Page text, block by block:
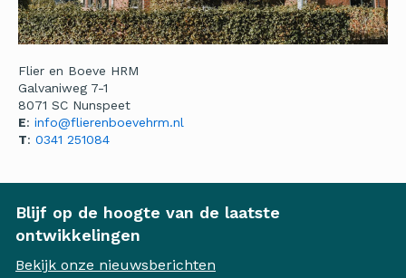
Flier en Boeve HRM
Galvaniweg 7-1
8071 SC Nunspeet
E: info@flierenboevehrm.nl
T: 0341 251084
Blijf op de hoogte van de laatste
ontwikkelingen
Bekijk onze nieuwsberichten